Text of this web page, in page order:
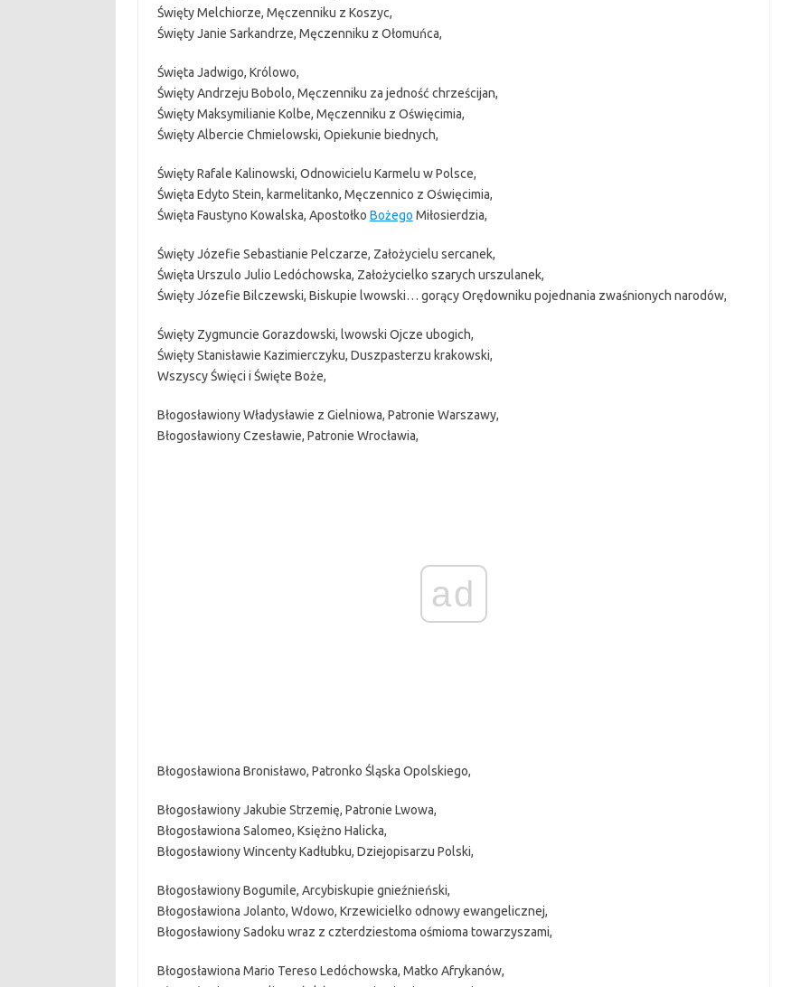
Święty Melchiorze, Męczenniku z Koszyc,
Święty Janie Sarkandrze, Męczenniku z Ołomuńca,
Święta Jadwigo, Królowo,
Święty Andrzeju Bobolo, Męczenniku za jedność chrześcijan,
Święty Maksymilianie Kolbe, Męczenniku z Oświęcimia,
Święty Albercie Chmielowski, Opiekunie biednych,
Święty Rafale Kalinowski, Odnowicielu Karmelu w Polsce,
Święta Edyto Stein, karmelitanko, Męczennico z Oświęcimia,
Święta Faustyno Kowalska, Apostołko Bożego Miłosierdzia,
Święty Józefie Sebastianie Pelczarze, Założycielu sercanek,
Święta Urszulo Julio Ledóchowska, Założycielko szarych urszulanek,
Święty Józefie Bilczewski, Biskupie lwowski… gorący Orędowniku pojednania zwaśnionych narodów,
Święty Zygmuncie Gorazdowski, lwowski Ojcze ubogich,
Święty Stanisławie Kazimierczyku, Duszpasterzu krakowski,
Wszyscy Święci i Święte Boże,
Błogosławiony Władysławie z Gielniowa, Patronie Warszawy,
Błogosławiony Czesławie, Patronie Wrocławia,
ad
Błogosławiona Bronisławo, Patronko Śląska Opolskiego,
Błogosławiony Jakubie Strzemię, Patronie Lwowa,
Błogosławiona Salomeo, Księżno Halicka,
Błogosławiony Wincenty Kadłubku, Dziejopisarzu Polski,
Błogosławiony Bogumile, Arcybiskupie gnieźnieński,
Błogosławiona Jolanto, Wdowo, Krzewicielko odnowy ewangelicznej,
Błogosławiony Sadoku wraz z czterdziestoma ośmioma towarzyszami,
Błogosławiona Mario Tereso Ledóchowska, Matko Afrykanów,